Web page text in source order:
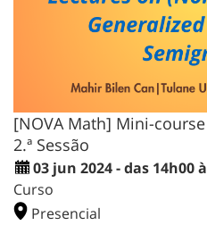
[NOVA Math] Mini-
2.ª Sessão
03 jun 2024 - das 14h00
Curso
Presencial